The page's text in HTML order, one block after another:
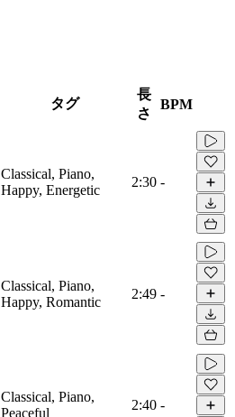
タグ
長
さ
BPM
Classical, Piano,
Happy, Energetic
2:30 -
Classical, Piano,
Happy, Romantic
2:49 -
Classical, Piano,
Peaceful
2:40 -